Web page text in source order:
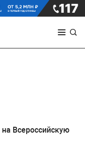
Всероссийскую